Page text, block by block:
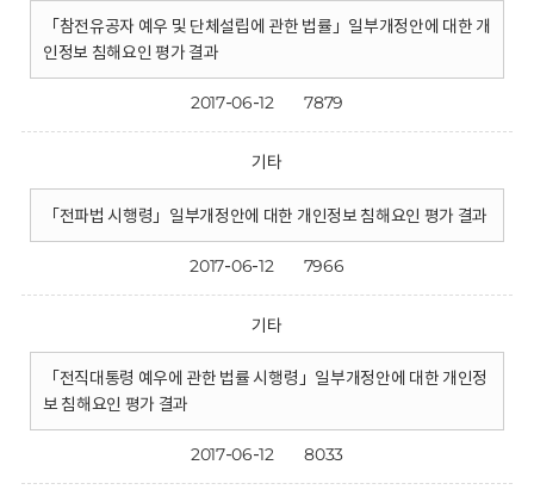
「참전유공자 예우 및 단체설립에 관한 법률」일부개정안에 대한 개
인정보 침해요인 평가 결과
2017-06-12 7879
기타
「전파법 시행령」일부개정안에 대한 개인정보 침해요인 평가 결과
2017-06-12 7966
기타
「전직대통령 예우에 관한 법률 시행령」일부개정안에 대한 개인정
보 침해요인 평가 결과
2017-06-12 8033